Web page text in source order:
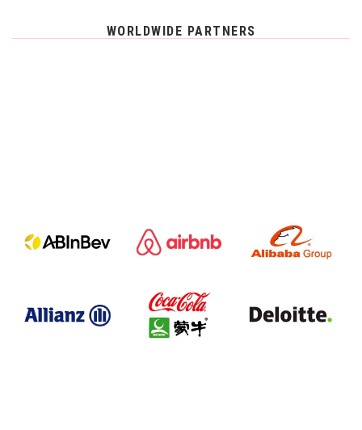
WORLDWIDE PARTNERS